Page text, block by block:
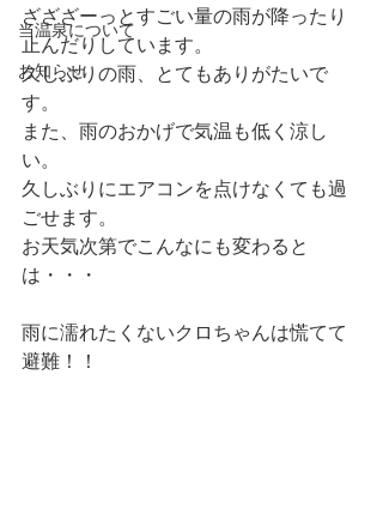
当温泉について
お知らせ
ざざざーっとすごい量の雨が降ったり
止んだりしています。
久しぶりの雨、とてもありがたいで
す。
また、雨のおかげで気温も低く涼し
い。
久しぶりにエアコンを点けなくても過
ごせます。
お天気次第でこんなにも変わると
は・・・
雨に濡れたくないクロちゃんは慌てて
避難！！